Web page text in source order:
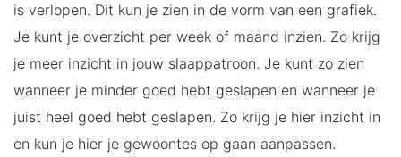
is verlopen. Dit kun je zien in de vorm van een grafiek.
Je kunt je overzicht per week of maand inzien. Zo krijg
je meer inzicht in jouw slaappatroon. Je kunt zo zien
wanneer je minder goed hebt geslapen en wanneer je
juist heel goed hebt geslapen. Zo krijg je hier inzicht in
en kun je hier je gewoontes op gaan aanpassen.